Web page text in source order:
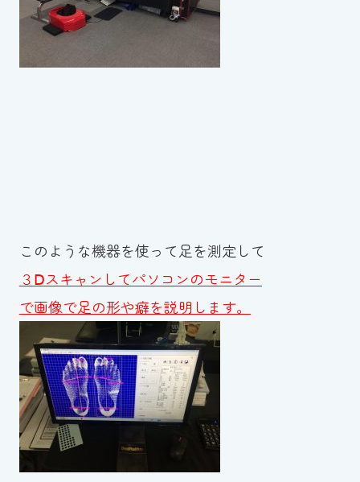
このような機器を使って足を測定して
３Ⅾスキャンしてパソコンのモニター
で画像で足の形や癖を説明します。